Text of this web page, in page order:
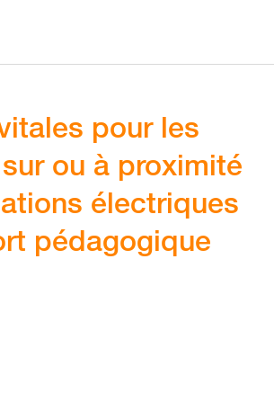
pour les
ou à proximité
électriques
pédagogique